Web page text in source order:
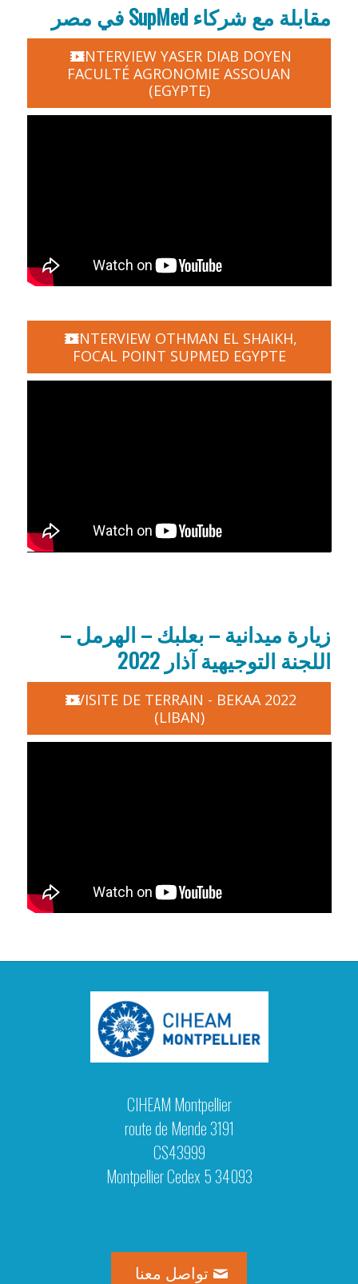
مقابلة مع شركاء SupMed في مصر
INTERVIEW YASER DIAB DOYEN
FACULTÉ AGRONOMIE ASSOUAN
(EGYPTE)
INTERVIEW OTHMAN EL SHAIKH,
FOCAL POINT SUPMED EGYPTE
زيارة ميدانية – بعلبك – الهرمل –
اللجنة التوجيهية آذار 2022
VISITE DE TERRAIN - BEKAA 2022
(LIBAN)
CIHEAM Montpellier
3191 route de Mende
CS43999
34093 Montpellier Cedex 5
تواصل معنا